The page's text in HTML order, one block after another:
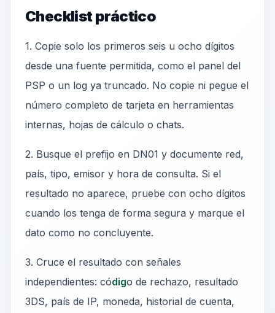
Checklist práctico
1. Copie solo los primeros seis u ocho dígitos
desde una fuente permitida, como el panel del
PSP o un log ya truncado. No copie ni pegue el
número completo de tarjeta en herramientas
internas, hojas de cálculo o chats.
2. Busque el prefijo en DN01 y documente red,
país, tipo, emisor y hora de consulta. Si el
resultado no aparece, pruebe con ocho dígitos
cuando los tenga de forma segura y marque el
dato como no concluyente.
3. Cruce el resultado con señales
independientes: código de rechazo, resultado
3DS, país de IP, moneda, historial de cuenta,